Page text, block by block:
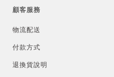
顧客服務
物流配送
付款方式
退換貨說明